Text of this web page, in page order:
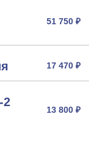
51 750 ₽
17 470 ₽
2
13 800 ₽